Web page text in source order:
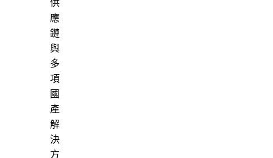
應
鏈
與
多
項
國
產
解
決
方